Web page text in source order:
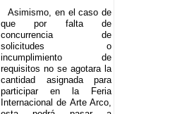
Asimismo, en el caso de
que por falta de
concurrencia de
solicitudes o
incumplimiento de
requisitos no se agotara la
cantidad asignada para
participar en la Feria
Internacional de Arte Arco,